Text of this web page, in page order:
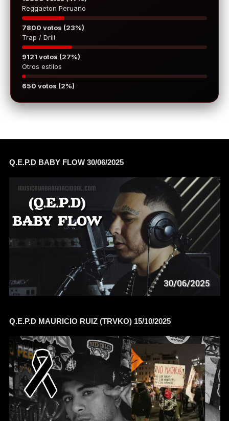
Reggaeton Peruano
7800 votos (23%)
Trap / Drill
9121 votos (27%)
Otros estilos
650 votos (2%)
Q.E.P.D BABY FLOW 30/06/2025
Q.E.P.D MAURICIO RUIZ (TRVKO) 15/10/2025